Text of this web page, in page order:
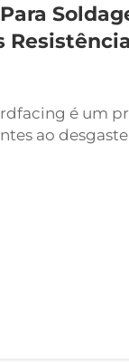
é um
ao
hardf...